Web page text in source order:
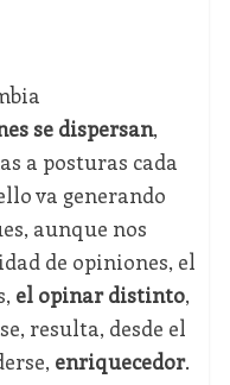
se dispersan,
a posturas cada
va generando
aunque nos
de opiniones, el
el opinar distinto,
resulta, desde el
enriquecedor.